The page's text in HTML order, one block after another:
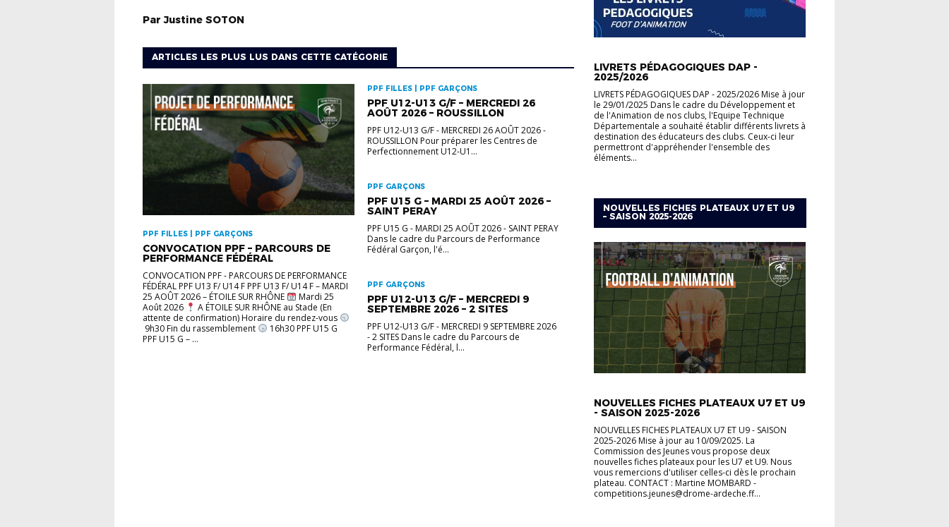
ParJustine SOTON
ARTICLES LES PLUS LUS DANS CETTE CATÉGORIE
PPF FILLES | PPF GARÇONS
CONVOCATION PPF – PARCOURS DE
PERFORMANCE FÉDÉRAL
CONVOCATION PPF - PARCOURS DE PERFORMANCE
FÉDÉRAL PPF U13 F/ U14 F PPF U13 F/ U14 F – MARDI
25 AOÛT 2026 – ÉTOILE SUR RHÔNE
Mardi 25
Août 2026
A ÉTOILE SUR RHÔNE au Stade (En
attente de confirmation) Horaire du rendez-vous
9h30 Fin du rassemblement
16h30 PPF U15 G
PPF U15 G – ...
PPF FILLES | PPF GARÇONS
PPF U12-U13 G/F – MERCREDI 26
AOÛT 2026 – ROUSSILLON
PPF U12-U13 G/F - MERCREDI 26 AOÛT 2026 -
ROUSSILLON Pour préparer les Centres de
Perfectionnement U12-U1...
PPF GARÇONS
PPF U15 G – MARDI 25 AOÛT 2026 –
SAINT PERAY
PPF U15 G - MARDI 25 AOÛT 2026 - SAINT PERAY
Dans le cadre du Parcours de Performance
Fédéral Garçon, l'é...
PPF GARÇONS
PPF U12-U13 G/F – MERCREDI 9
SEPTEMBRE 2026 – 2 SITES
PPF U12-U13 G/F - MERCREDI 9 SEPTEMBRE 2026
- 2 SITES Dans le cadre du Parcours de
Performance Fédéral, l...
LIVRETS PÉDAGOGIQUES DAP -
2025/2026
LIVRETS PÉDAGOGIQUES DAP - 2025/2026 Mise à jour
le 29/01/2025 Dans le cadre du Développement et
de l'Animation de nos clubs, l'Equipe Technique
Départementale a souhaité établir différents livrets à
destination des éducateurs des clubs. Ceux-ci leur
permettront d'appréhender l'ensemble des
éléments...
NOUVELLES FICHES PLATEAUX U7 ET U9
– SAISON 2025-2026
NOUVELLES FICHES PLATEAUX U7 ET U9
- SAISON 2025-2026
NOUVELLES FICHES PLATEAUX U7 ET U9 - SAISON
2025-2026 Mise à jour au 10/09/2025. La
Commission des Jeunes vous propose deux
nouvelles fiches plateaux pour les U7 et U9. Nous
vous remercions d'utiliser celles-ci dès le prochain
plateau. CONTACT : Martine MOMBARD -
competitions.jeunes@drome-ardeche.ff...